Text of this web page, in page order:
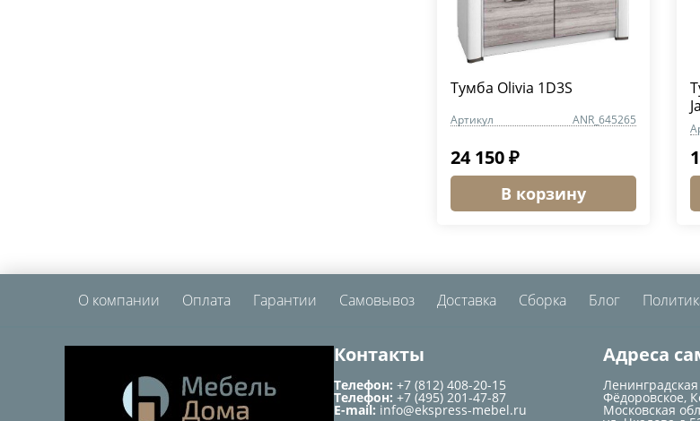
Тумба Olivia 1D3S
Артикул ANR_645265
24 150 ₽
В корзину
О компании Оплата Гарантии Самовывоз Доставка Сборка Блог
Контакты
Телефон: +7 (812) 408-20-15
Телефон: +7 (495) 201-47-87
E-mail: info@ekspress-mebel.ru
Адреса
Ленинградская
Фёдоровское,
Московская